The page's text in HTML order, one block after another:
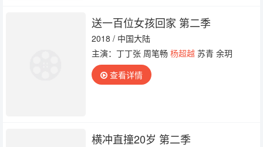
送一百位女孩回家 第二季
2018 / 中国大陆
主演：丁丁张 周笔畅 杨超越苏青 余玥
查看详情
横冲直撞20岁 第二季